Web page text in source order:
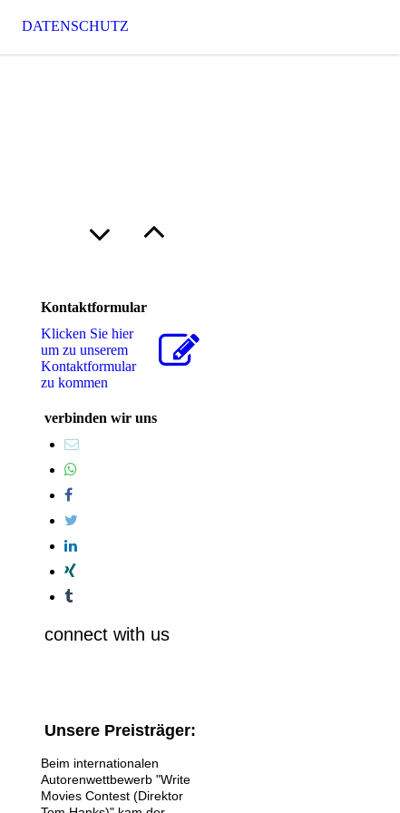
DATENSCHUTZ
Kontaktformular
Klicken Sie hier
um zu unserem
Kon­takt­for­mu­lar
zu kommen
verbinden wir uns
connect with us
Unsere Preisträger:
Beim internationalen
Autorenwettbewerb "Write
Movies Contest (Direktor